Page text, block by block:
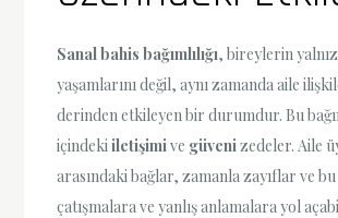
Sanal bahis bağımlılığı, bireylerin
yaşamlarını değil, aynı zamanda aile
derinden etkileyen bir durumdur. Bu
içindekiiletişimive güvenizedeler. Aile
arasındaki bağlar, zamanla zayıflar ve
çatışmalara ve yanlış anlamalara yol